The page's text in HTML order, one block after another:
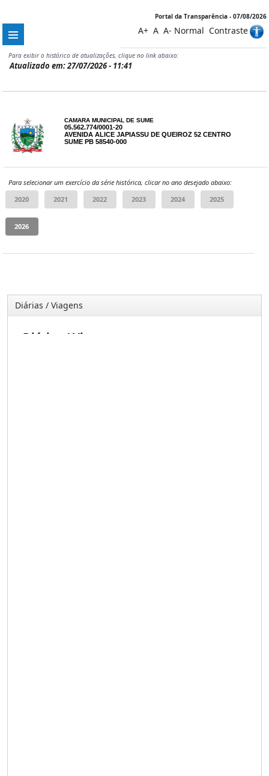
Portal da Transparência - 07/08/2026
A+ A A- Normal Contraste
Para exibir o histórico de atualizações, clique no link abaixo:
Atualizado em: 27/07/2026 - 11:41
CAMARA MUNICIPAL DE SUME
05.562.774/0001-20
AVENIDA ALICE JAPIASSU DE QUEIROZ 52 CENTRO
SUME PB 58540-000
Para selecionar um exercício da série histórica, clicar no ano desejado abaixo: